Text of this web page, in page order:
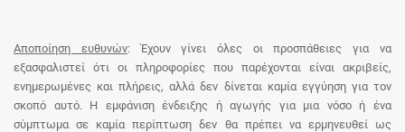
Αποποίηση ευθυνών: Έχουν γίνει όλες οι προσπάθειες για να
εξασφαλιστεί ότι οι πληροφορίες που παρέχονται είναι ακριβείς,
ενημερωμένες και πλήρεις, αλλά δεν δίνεται καμία εγγύηση για τον
σκοπό αυτό. Η εμφάνιση ένδειξης ή αγωγής για μια νόσο ή ένα
σύμπτωμα σε καμία περίπτωση δεν θα πρέπει να ερμηνευθεί ως